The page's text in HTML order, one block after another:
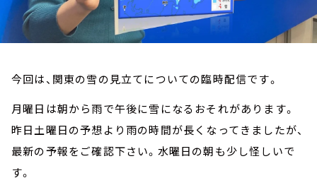
今回は、関東の雪の見立てについての臨時配信です。
月曜日は朝から雨で午後に雪になるおそれがあります。
昨日土曜日の予想より雨の時間が長くなってきましたが、
最新の予報をご確認下さい。水曜日の朝も少し怪しいで
す。